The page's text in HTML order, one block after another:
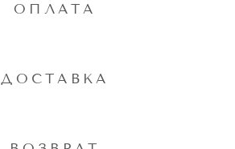
ОПЛАТА
ДОСТАВКА